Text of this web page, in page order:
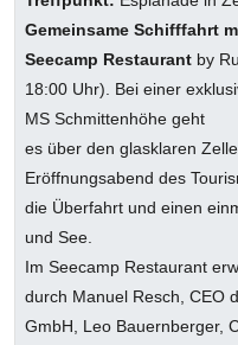
Gemeinsame Schifffahrt
Seecamp Restaurant by
18:00 Uhr). Bei einer
MS Schmittenhöhe geht
es über den glasklaren
Eröffnungsabend des
die Überfahrt und einen
und See.
Im Seecamp Restaurant
durch Manuel Resch, CEO
GmbH, Leo Bauernberger,